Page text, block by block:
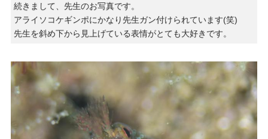
続きまして、先生のお写真です。
アライソコケギンポにかなり先生ガン付けられています(笑)
先生を斜め下から見上げている表情がとても大好きです。